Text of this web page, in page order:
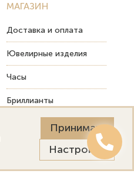
МАГАЗИН
Доставка и оплата
Ювелирные изделия
Часы
Бриллианты
Пост-продажный сервис
Принимаю
Настройки